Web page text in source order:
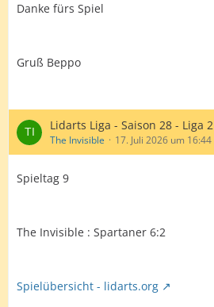
Danke fürs Spiel
Gruß Beppo
Lidarts Liga - Saison 28 - Liga 2
The Invisible 17. Juli 2026 um 16:44
Spieltag 9
The Invisible : Spartaner 6:2
Spielübersicht - lidarts.org